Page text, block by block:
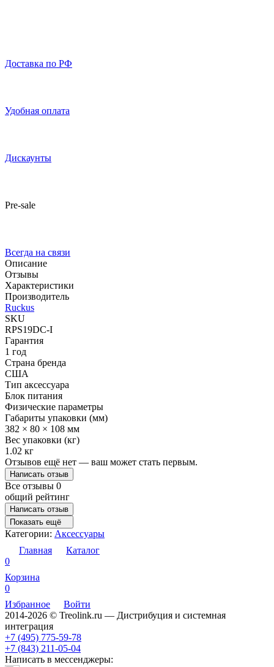
Доставка по РФ
Удобная оплата
Дискаунты
Pre-sale
Всегда на связи
Описание
Отзывы
Характеристики
Производитель
Ruckus
SKU
RPS19DC-I
Гарантия
1 год
Страна бренда
США
Тип аксессуара
Блок питания
Физические параметры
Габариты упаковки (мм)
382 × 80 × 108 мм
Вес упаковки (кг)
1.02 кг
Отзывов ещё нет — ваш может стать первым.
Написать отзыв
Все отзывы 0
общий рейтинг
Написать отзыв
Показать ещё
Категории: Аксессуары
Главная
Каталог
0
Корзина
0
Избранное
Войти
2014-2026 © Treolink.ru — Дистрибуция и системная
интеграция
+7 (495) 775-59-78
+7 (843) 211-05-04
Написать в мессенджеры: